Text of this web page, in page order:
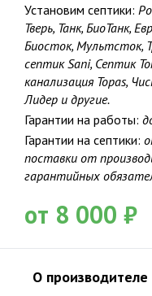
Установим септики:
Тверь, Танк, БиоТанк,
Биосток, Мультсток,
септик Sani, Септик
канализация Topas,
Лидер и другие.
Гарантии на работы:
Гарантии на септики:
поставки от
гарантийных
от 8 000 ₽
О производителе